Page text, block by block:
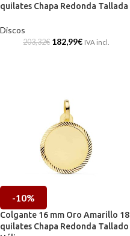
quilates Chapa Redonda Tallada
Discos
203,32€ 182,99€ IVA incl.
-10%
Colgante 16 mm Oro Amarillo 18
quilates Chapa Redonda Tallado